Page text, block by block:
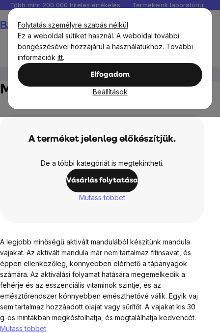
Folytatás személyre szabás nélkül
Ez a weboldal sütiket használ. A weboldal további
böngészésével hozzájárul a használatukhoz. További
információk itt.
Elfogadom
Beállítások
Ugrás
fő
tartalomhoz
Több mint 200 000 hiteles értékelés Termékeink
Diós vajak Mandulakrém
Mandulakrém
A terméket jelenleg előkészítjük.
De a többi kategóriát is megtekintheti.
Vásárlás folytatása
Mutass többet
A legjobb minőségű aktivált mandulából készítünk mandula
vajakat. Az aktivált mandula már nem tartalmaz fitinsavat, és
éppen ellenkezőleg, könnyebben elérhető a tápanyagok
számára. Az aktiválási folyamat hatására megemelkedik a
fehérje és az esszenciális vitaminok szintje, és az
emésztőrendszer könnyebben emészthetővé válik. Egyik vaj
sem tartalmaz hozzáadott olajat vagy sűrítőt. A vajakat kis 30
g-os mintákban megkóstolhatja, és megtalálhatja kedvencét.
Mutass többet